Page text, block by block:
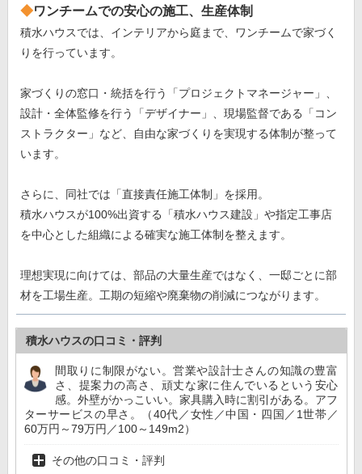
ワンチームでの安心の施工、生産体制
積水ハウスでは、インテリアから庭まで、ワンチームで家づく
りを行っています。
家づくりの窓口・統括を行う「プロジェクトマネージャー」、
設計・全体監修を行う「デザイナー」、現場監督である「コン
ストラクター」など、自由な家づくりを実現する体制が整って
います。
さらに、同社では「直接責任施工体制」を採用。
積水ハウスが100%出資する「積水ハウス建設」や指定工事店
を中心とした組織による確実な施工体制を整えます。
理想実現に向けては、部品の大量生産ではなく、一邸ごとに部
材を工場生産。工期の短縮や廃棄物の削減につながります。
積水ハウスの口コミ・評判
間取りに制限がない。営業や設計士さんの知識の豊富
さ、提案力の高さ、頑丈な家に住んでいるという安心
感。外壁がかっこいい。家具購入時に割引がある。アフ
ターサービスの早さ。（40代／女性／中国・四国／1世帯／
60万円～79万円／100～149m2）
その他の口コミ・評判